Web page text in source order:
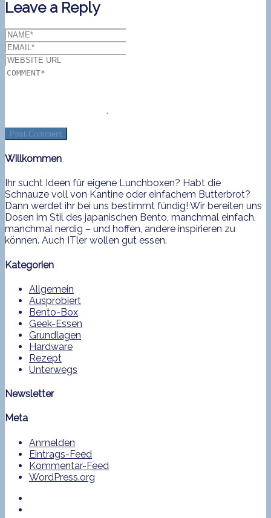
Leave a Reply
Willkommen
Ihr sucht Ideen für eigene Lunchboxen? Habt die
Schnauze voll von Kantine oder einfachem Butterbrot?
Dann werdet ihr bei uns bestimmt fündig! Wir bereiten uns
Dosen im Stil des japanischen Bento, manchmal einfach,
manchmal nerdig – und hoffen, andere inspirieren zu
können. Auch ITler wollen gut essen.
Kategorien
Allgemein
Ausprobiert
Bento-Box
Geek-Essen
Grundlagen
Hardware
Rezept
Unterwegs
Newsletter
Meta
Anmelden
Eintrags-Feed
Kommentar-Feed
WordPress.org